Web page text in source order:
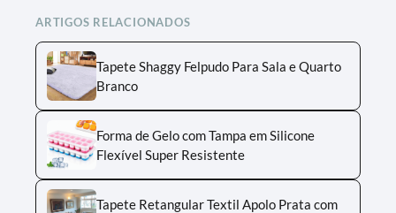
ARTIGOS RELACIONADOS
Tapete Shaggy Felpudo Para Sala e Quarto
Branco
Forma de Gelo com Tampa em Silicone
Flexível Super Resistente
Tapete Retangular Textil Apolo Prata com